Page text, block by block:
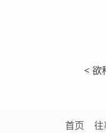
< 欲
首页 往